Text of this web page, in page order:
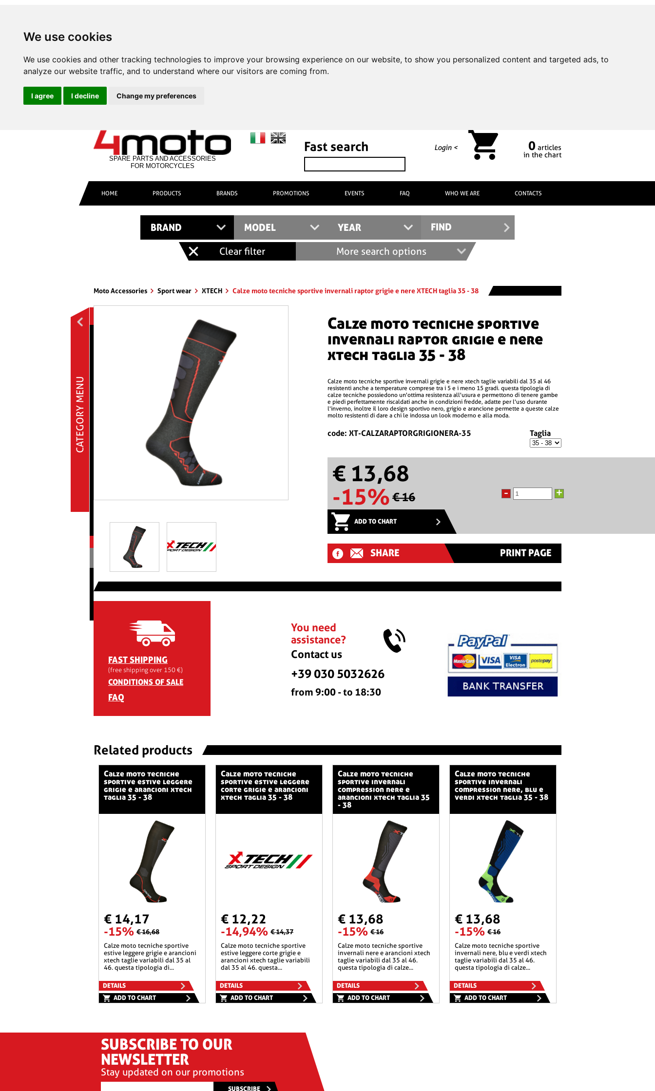
We use cookies
We use cookies and other tracking technologies to improve your browsing experience on our website, to show you personalized content and targeted ads, to
analyze our website traffic, and to understand where our visitors are coming from.
I agree I decline Change my preferences
SPARE PARTS AND ACCESSORIES
FOR MOTORCYCLES
Fast search Login < 0 articles
in the chart
HOME PRODUCTS BRANDS PROMOTIONS EVENTS FAQ WHO WE ARE CONTACTS
BRAND MODEL YEAR FIND
Clear filter More search options
CATEGORY MENU
Transmission
Moto Accessories Sport wear XTECH Calze moto tecniche sportive invernali raptor grigie e nere XTECH taglia 35 - 38
calze moto tecniche sportive
invernali raptor grigie e nere
xtech taglia 35 - 38
calze moto tecniche sportive invernali grigie e nere xtech taglie variabili dal 35 al 46
resistenti anche a temperature comprese tra i 5 e i meno 15 gradi. questa tipologia di
calze tecniche possiedono un'ottima resistenza all'usura e permettono di tenere gambe
e piedi perfettamente riscaldati anche in condizioni fredde, adatte per l'uso durante
l'inverno, inoltre il loro design sportivo nero, grigio e arancione permette a queste calze
molto resistenti di dare a chi le indossa un look moderno e alla moda.
code: XT-CALZARAPTORGRIGIONERA-35 Taglia
€ 13,68
-15% € 16 - +
ADD TO CHART
SHARE PRINT PAGE
FAST SHIPPING
(free shipping over 150 €)
CONDITIONS OF SALE
FAQ
You need
assistance?
Contact us
+39 030 5032626
from 9:00 - to 18:30
Related products
calze moto tecniche
sportive estive leggere
grigie e arancioni xtech
taglia 35 - 38
€ 14,17
-15% € 16,68
calze moto tecniche sportive
estive leggere grigie e arancioni
xtech taglie variabili dal 35 al
46. questa tipologia di...
DETAILS
ADD TO CHART
calze moto tecniche
sportive estive leggere
corte grigie e arancioni
xtech taglia 35 - 38
€ 12,22
-14,94% € 14,37
calze moto tecniche sportive
estive leggere corte grigie e
arancioni xtech taglie variabili
dal 35 al 46. questa...
DETAILS
ADD TO CHART
calze moto tecniche
sportive invernali
compression nere e
arancioni xtech taglia 35
- 38
€ 13,68
-15% € 16
calze moto tecniche sportive
invernali nere e arancioni xtech
taglie variabili dal 35 al 46.
questa tipologia di calze...
DETAILS
ADD TO CHART
calze moto tecniche
sportive invernali
compression nere, blu e
verdi xtech taglia 35 - 38
€ 13,68
-15% € 16
calze moto tecniche sportive
invernali nere, blu e verdi xtech
taglie variabili dal 35 al 46.
questa tipologia di calze...
DETAILS
ADD TO CHART
SUBSCRIBE TO OUR
NEWSLETTER
Stay updated on our promotions
SUBSCRIBE